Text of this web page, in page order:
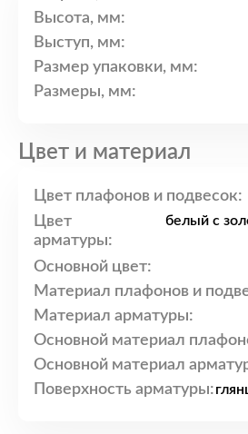
Высота, мм:
Выступ, мм:
Размер упаковки, мм:
Размеры, мм:
Цвет и материал
Цвет плафонов и подвесок:
Цвет
арматуры:
белый с
Основной цвет:
Материал плафонов и
Материал арматуры:
Основной материал
Основной материал
Поверхность арматуры: